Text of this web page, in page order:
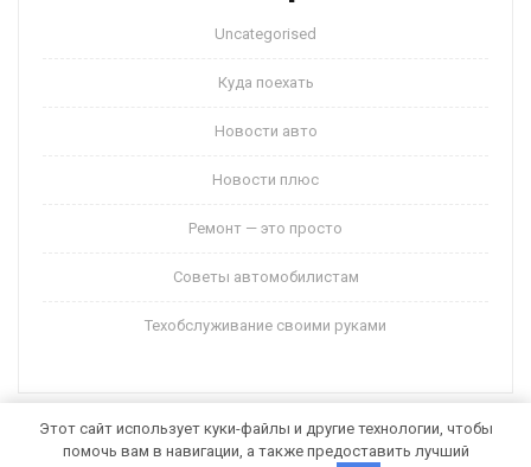
Uncategorised
Куда поехать
Новости авто
Новости плюс
Ремонт — это просто
Советы автомобилистам
Техобслуживание своими руками
Этот сайт использует куки-файлы и другие технологии, чтобы
помочь вам в навигации, а также предоставить лучший